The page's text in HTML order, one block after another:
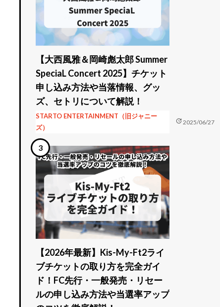
【大西風雅＆岡崎彪太郎 Summer
SpeciaL Concert 2025】チケット
申し込み方法や当落情報、グッ
ズ、セトリについて解説！
STARTO ENTERTAINMENT（旧ジャニー
ズ）
update2025/06/27
【2026年最新】Kis-My-Ft2ライ
ブチケットの取り方を完全ガイ
ド！FC先行・一般発売・リセー
ルの申し込み方法や当選率アップ